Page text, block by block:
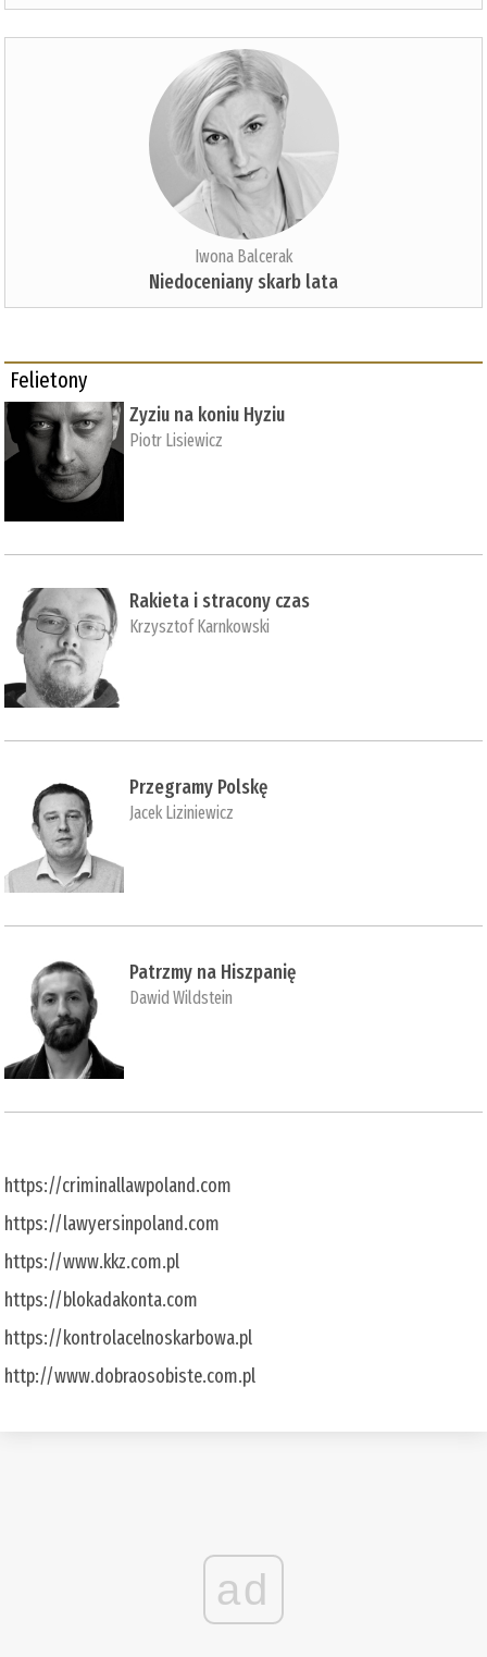
Iwona Balcerak
Niedoceniany skarb lata
Felietony
Zyziu na koniu Hyziu
Piotr Lisiewicz
Rakieta i stracony czas
Krzysztof Karnkowski
Przegramy Polskę
Jacek Liziniewicz
Patrzmy na Hiszpanię
Dawid Wildstein
https://criminallawpoland.com
https://lawyersinpoland.com
https://www.kkz.com.pl
https://blokadakonta.com
https://kontrolacelnoskarbowa.pl
http://www.dobraosobiste.com.pl
ad